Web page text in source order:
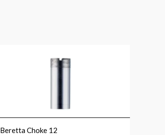
Beretta Choke 12